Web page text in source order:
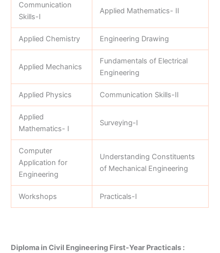
Communication
Skills-I
Applied Mathematics- II
Applied Chemistry Engineering Drawing
Applied Mechanics
Fundamentals of Electrical
Engineering
Applied Physics Communication Skills-II
Applied
Mathematics- I
Surveying-I
Computer
Application for
Engineering
Understanding Constituents
of Mechanical Engineering
Workshops Practicals-I
Diploma in Civil Engineering First-Year Practicals :